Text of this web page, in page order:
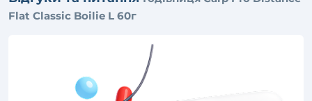
Flat Classic Boilie L 60г